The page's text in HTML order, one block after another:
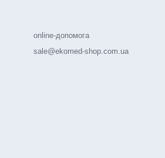
online-допомога
sale@ekomed-shop.com.ua